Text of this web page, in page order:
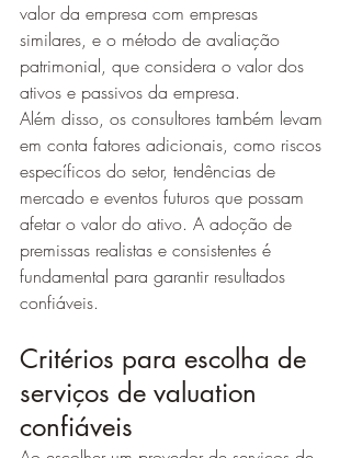
valor da empresa com empresas
similares, e o método de avaliação
patrimonial, que considera o valor dos
ativos e passivos da empresa.
Além disso, os consultores também levam
em conta fatores adicionais, como riscos
específicos do setor, tendências de
mercado e eventos futuros que possam
afetar o valor do ativo. A adoção de
premissas realistas e consistentes é
fundamental para garantir resultados
confiáveis.
Critérios para escolha de
serviços de valuation
confiáveis